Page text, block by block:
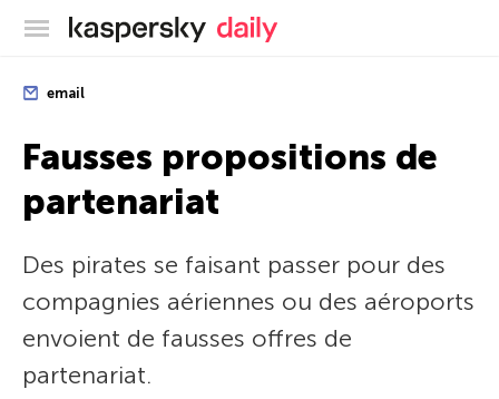
Blog officiel de Kaspersky
email
Fausses propositions de
partenariat
Des pirates se faisant passer pour des
compagnies aériennes ou des aéroports
envoient de fausses offres de
partenariat.